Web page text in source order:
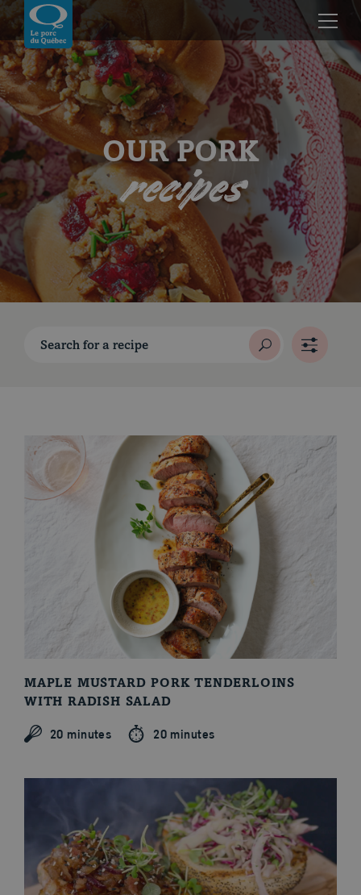
Skip to content
Return to homepage
OUR PORK
recipes
MAPLE MUSTARD PORK TENDERLOINS
WITH RADISH SALAD
20 minutes 20 minutes